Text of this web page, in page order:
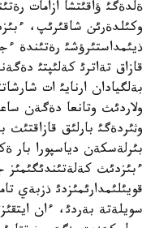
ةلدةگئ ؤاقئتشا ازامات
وكئلدةرئن شاقئرئپ،
ذيئمداستئرؤشئ رةتئندة
قازاق تةاترئ كةلئپتئ
بةلگيادان ارنايئ ات
ولاردئث وتانعا دةگةن
وثئردةگئ بارلئق قازاقتئث
بئرلةسكةن دياسپورا بار
ءبئزدئث كةلةتئندئگئمئز
قويئلئمدارئمئزدئ ذزبةي
سويلةتة بةردئ، ءان